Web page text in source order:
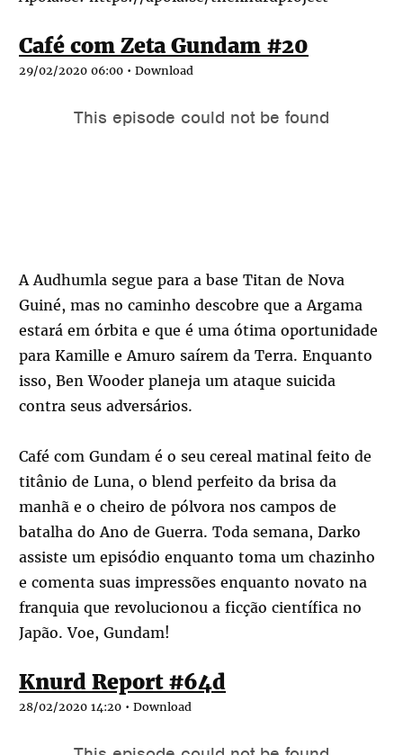
Café com Zeta Gundam #20
29/02/2020 06:00 • Download
A Audhumla segue para a base Titan de Nova
Guiné, mas no caminho descobre que a Argama
estará em órbita e que é uma ótima oportunidade
para Kamille e Amuro saírem da Terra. Enquanto
isso, Ben Wooder planeja um ataque suicida
contra seus adversários.
Café com Gundam é o seu cereal matinal feito de
titânio de Luna, o blend perfeito da brisa da
manhã e o cheiro de pólvora nos campos de
batalha do Ano de Guerra. Toda semana, Darko
assiste um episódio enquanto toma um chazinho
e comenta suas impressões enquanto novato na
franquia que revolucionou a ficção científica no
Japão. Voe, Gundam!
Knurd Report #64d
28/02/2020 14:20 • Download